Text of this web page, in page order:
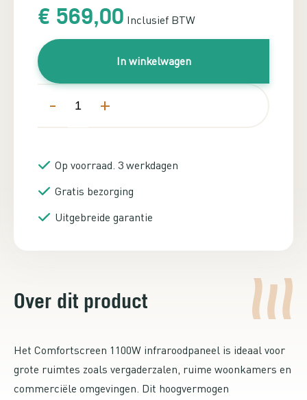
€ 569,00 Inclusief BTW
In winkelwagen
- +
Op voorraad. 3 werkdagen
Gratis bezorging
Uitgebreide garantie
Over dit product
Het Comfortscreen 1100W infraroodpaneel is ideaal voor
grote ruimtes zoals vergaderzalen, ruime woonkamers en
commerciële omgevingen. Dit hoogvermogen